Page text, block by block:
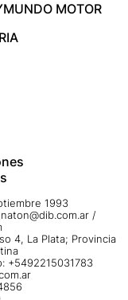
MUNDO MOTOR
1993
/
4, La Plata; Provincia
+5492215031783